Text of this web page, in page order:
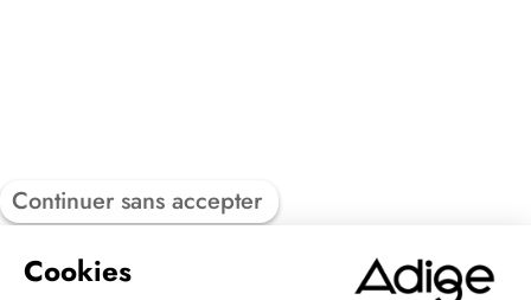
Continuer sans accepter
Cookies